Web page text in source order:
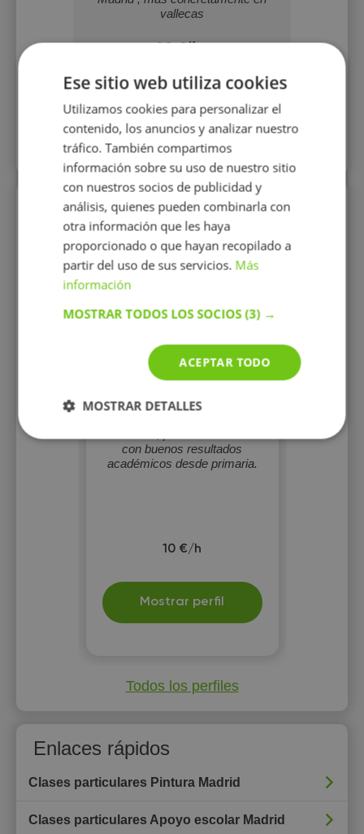
vallecas
10 €/h
Más perfiles similares
Perfiles vistos
Candela Almonacid
Estudiante de danza y artes
con buenos resultados
académicos desde primaria.
10 €/h
Mostrar perfil
Todos los perfiles
Enlaces rápidos
Clases particulares Pintura Madrid
Clases particulares Apoyo escolar Madrid
Ese sitio web utiliza cookies
Utilizamos cookies para personalizar el
contenido, los anuncios y analizar nuestro
tráfico. También compartimos
información sobre su uso de nuestro sitio
con nuestros socios de publicidad y
análisis, quienes pueden combinarla con
otra información que les haya
proporcionado o que hayan recopilado a
partir del uso de sus servicios. Más
información
MOSTRAR TODOS LOS SOCIOS(3) →
ACEPTAR TODO
MOSTRAR DETALLES